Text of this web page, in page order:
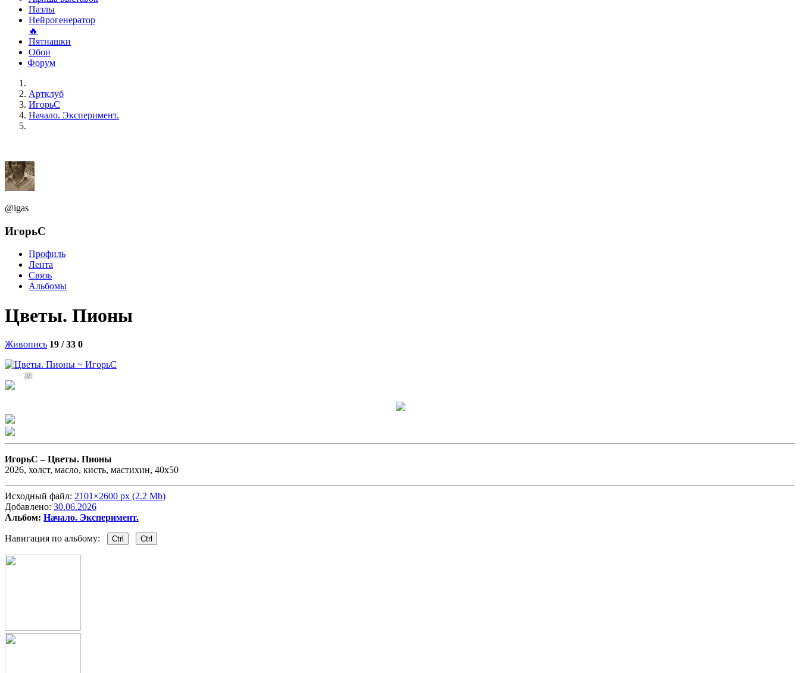
Пазлы
Нейрогенератор
🔥
Пятнашки
Обои
Форум
Артклуб
ИгорьС
Начало. Эксперимент.
@igas
ИгорьС
Профиль
Лента
Связь
Альбомы
Цветы. Пионы
Живопись 19 / 33 0
29
ИгорьС –Цветы. Пионы
2026, холст, масло, кисть, мастихин, 40х50
Исходный файл: 2101×2600 px (2.2 Mb)
Добавлено: 30.06.2026
Альбом: Начало. Эксперимент.
Навигация по альбому: Ctrl Ctrl